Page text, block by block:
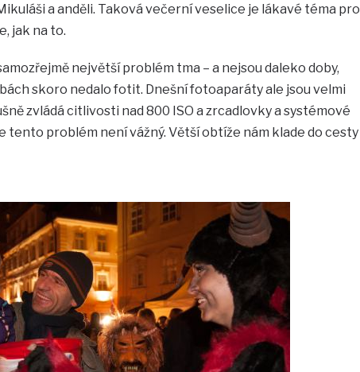
a anděli. Taková večerní veselice je lákavé téma pro
jak na to.
největší problém tma – a nejsou daleko doby,
skoro nedalo fotit. Dnešní fotoaparáty ale jsou velmi
zvládá citlivosti nad 800 ISO a zrcadlovky a systémové
tento problém není vážný. Větší obtíže nám klade do cesty